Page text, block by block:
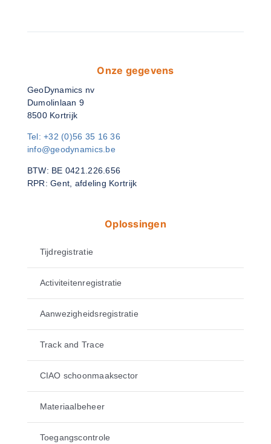
Onze gegevens
GeoDynamics nv
Dumolinlaan 9
8500 Kortrijk
Tel: +32 (0)56 35 16 36
info@geodynamics.be
BTW: BE 0421.226.656
RPR: Gent, afdeling Kortrijk
Oplossingen
Tijdregistratie
Activiteitenregistratie
Aanwezigheidsregistratie
Track and Trace
CIAO schoonmaaksector
Materiaalbeheer
Toegangscontrole